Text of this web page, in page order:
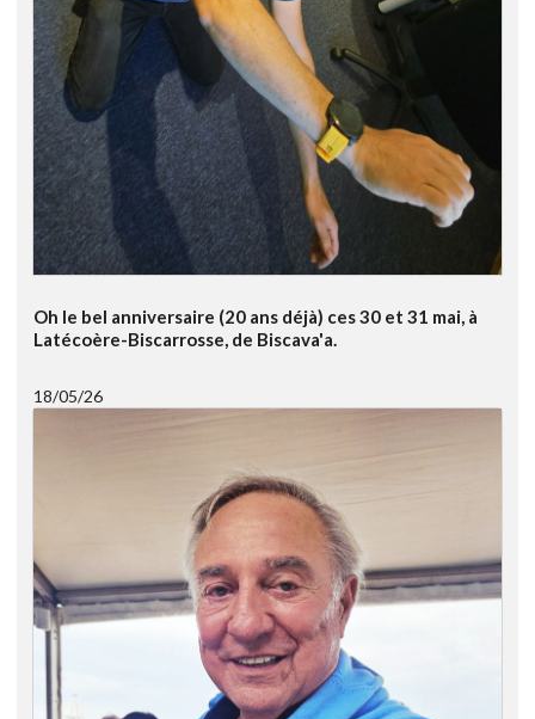
Oh le bel anniversaire (20 ans déjà) ces 30 et 31 mai, à
Latécoère-Biscarrosse, de Biscava'a.
18/05/26